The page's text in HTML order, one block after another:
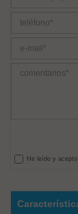
He leído y